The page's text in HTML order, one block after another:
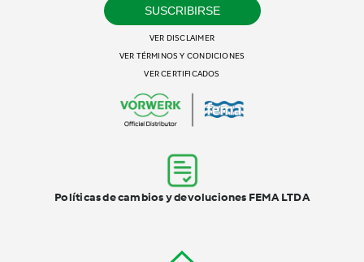
SUSCRIBIRSE
VER DISCLAIMER
VER TÉRMINOS Y CONDICIONES
VER CERTIFICADOS
Políticas de cambios y devoluciones FEMA LTDA